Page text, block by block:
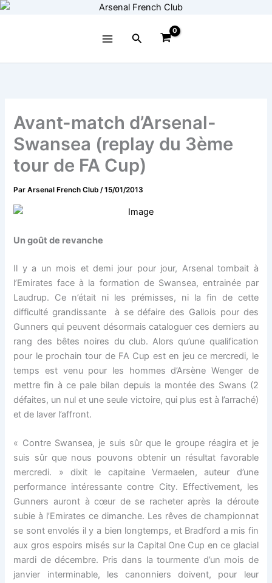
Aller
Rechercher
Avant-match d’Arsenal-
Swansea (replay du 3ème
tour de FA Cup)
ParArsenal French Club/15/01/2013
Un goût de revanche
Il y a un mois et demi jour pour jour, Arsenal tombait à
l’Emirates face à la formation de Swansea, entrainée par
Laudrup. Ce n’était ni les prémisses, ni la fin de cette
difficulté grandissante à se défaire des Gallois pour des
Gunners qui peuvent désormais cataloguer ces derniers au
rang des bêtes noires du club. Alors qu’une qualification
pour le prochain tour de FA Cup est en jeu ce mercredi, le
temps est venu pour les hommes d’Arsène Wenger de
mettre fin à ce pale bilan depuis la montée des Swans (2
défaites, un nul et une seule victoire, qui plus est à l’arraché)
et de laver l’affront.
« Contre Swansea, je suis sûr que le groupe réagira et je
suis sûr que nous pouvons obtenir un résultat favorable
mercredi. » dixit le capitaine Vermaelen, auteur d’une
performance intéressante contre City. Effectivement, les
Gunners auront à cœur de se racheter après la déroute
subie à l’Emirates ce dimanche. Les rêves de championnat
se sont envolés il y a bien longtemps, et Bradford a mis fin
aux gros espoirs misés sur la Capital One Cup en ce glacial
mardi de décembre. Pris dans la tourmente d’un mois de
janvier interminable, les canonniers doivent, pour leur